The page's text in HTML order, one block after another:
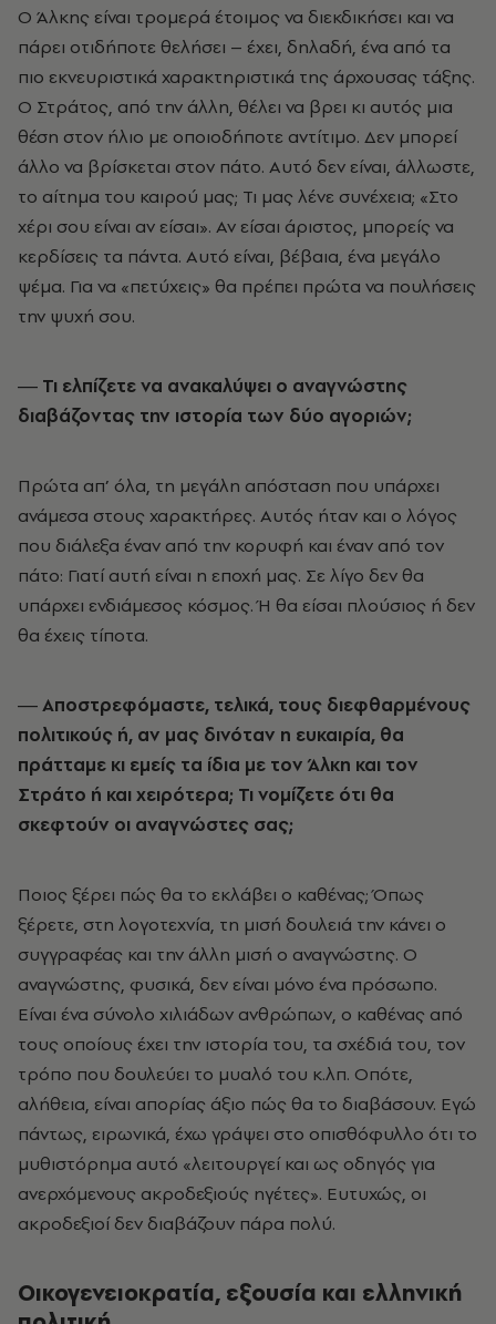
Ο Άλκης είναι τρομερά έτοιμος να διεκδικήσει και να
πάρει οτιδήποτε θελήσει – έχει, δηλαδή, ένα από τα
πιο εκνευριστικά χαρακτηριστικά της άρχουσας τάξης.
Ο Στράτος, από την άλλη, θέλει να βρει κι αυτός μια
θέση στον ήλιο με οποιοδήποτε αντίτιμο. Δεν μπορεί
άλλο να βρίσκεται στον πάτο. Αυτό δεν είναι, άλλωστε,
το αίτημα του καιρού μας; Τι μας λένε συνέχεια; «Στο
χέρι σου είναι αν είσαι». Αν είσαι άριστος, μπορείς να
κερδίσεις τα πάντα. Αυτό είναι, βέβαια, ένα μεγάλο
ψέμα. Για να «πετύχεις» θα πρέπει πρώτα να πουλήσεις
την ψυχή σου.
― Τι ελπίζετε να ανακαλύψει ο αναγνώστης
διαβάζοντας την ιστορία των δύο αγοριών;
Πρώτα απ’ όλα, τη μεγάλη απόσταση που υπάρχει
ανάμεσα στους χαρακτήρες. Αυτός ήταν και ο λόγος
που διάλεξα έναν από την κορυφή και έναν από τον
πάτο: Γιατί αυτή είναι η εποχή μας. Σε λίγο δεν θα
υπάρχει ενδιάμεσος κόσμος. Ή θα είσαι πλούσιος ή δεν
θα έχεις τίποτα.
― Αποστρεφόμαστε, τελικά, τους διεφθαρμένους
πολιτικούς ή, αν μας δινόταν η ευκαιρία, θα
πράτταμε κι εμείς τα ίδια με τον Άλκη και τον
Στράτο ή και χειρότερα; Τι νομίζετε ότι θα
σκεφτούν οι αναγνώστες σας;
Ποιος ξέρει πώς θα το εκλάβει ο καθένας; Όπως
ξέρετε, στη λογοτεχνία, τη μισή δουλειά την κάνει ο
συγγραφέας και την άλλη μισή ο αναγνώστης. Ο
αναγνώστης, φυσικά, δεν είναι μόνο ένα πρόσωπο.
Είναι ένα σύνολο χιλιάδων ανθρώπων, ο καθένας από
τους οποίους έχει την ιστορία του, τα σχέδιά του, τον
τρόπο που δουλεύει το μυαλό του κ.λπ. Οπότε,
αλήθεια, είναι απορίας άξιο πώς θα το διαβάσουν. Εγώ
πάντως, ειρωνικά, έχω γράψει στο οπισθόφυλλο ότι το
μυθιστόρημα αυτό «λειτουργεί και ως οδηγός για
ανερχόμενους ακροδεξιούς ηγέτες». Ευτυχώς, οι
ακροδεξιοί δεν διαβάζουν πάρα πολύ.
Οικογενειοκρατία, εξουσία και ελληνική